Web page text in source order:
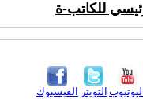
للكاتب-ة
الفيسبوك التويتر اليوتيوب